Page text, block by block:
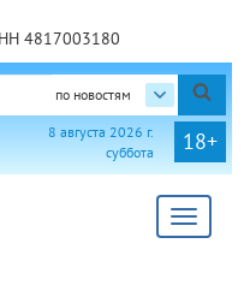
4817003180
по новостям
18+
8 августа 2026 г.
суббота
Toggle